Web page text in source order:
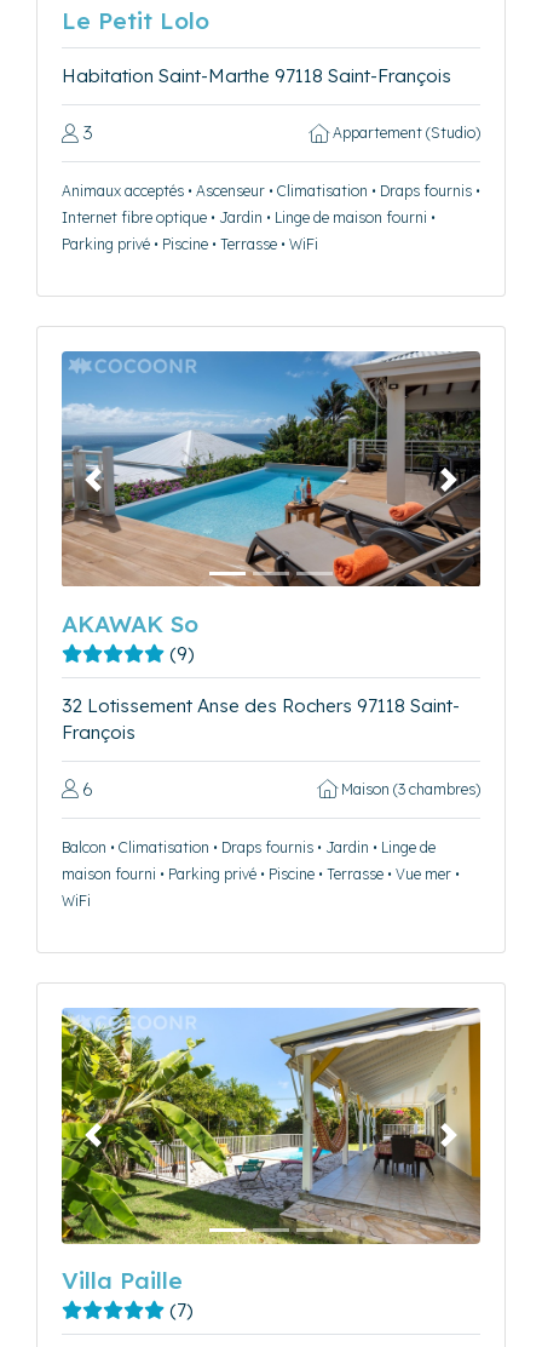
Le Petit Lolo
Habitation Saint-Marthe 97118 Saint-François
3 Appartement (Studio)
Animaux acceptés • Ascenseur • Climatisation • Draps fournis •
Internet fibre optique • Jardin • Linge de maison fourni •
Parking privé • Piscine • Terrasse • WiFi
Précédent Suivant
AKAWAK So
(9)
32 Lotissement Anse des Rochers 97118 Saint-
François
6 Maison (3 chambres)
Balcon • Climatisation • Draps fournis • Jardin • Linge de
maison fourni • Parking privé • Piscine • Terrasse • Vue mer •
WiFi
Précédent Suivant
Villa Paille
(7)